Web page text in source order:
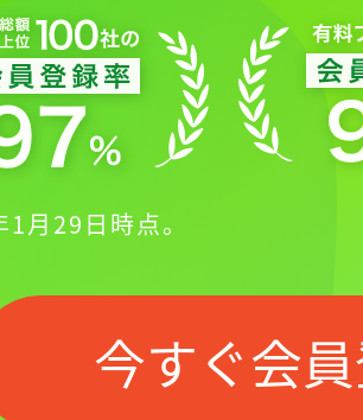
月29日時点。
今すぐ会